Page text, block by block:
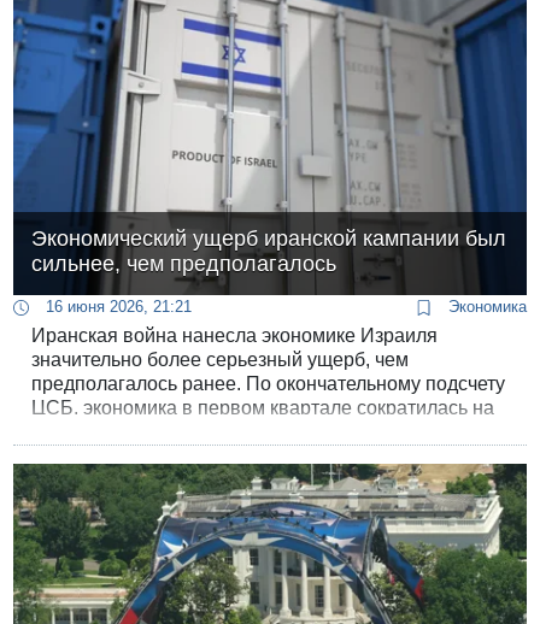
Экономический ущерб иранской кампании был
сильнее, чем предполагалось
16 июня 2026, 21:21 Экономика
Иранская война нанесла экономике Израиля
значительно более серьезный ущерб, чем
предполагалось ранее. По окончательному подсчету
ЦСБ, экономика в первом квартале сократилась на